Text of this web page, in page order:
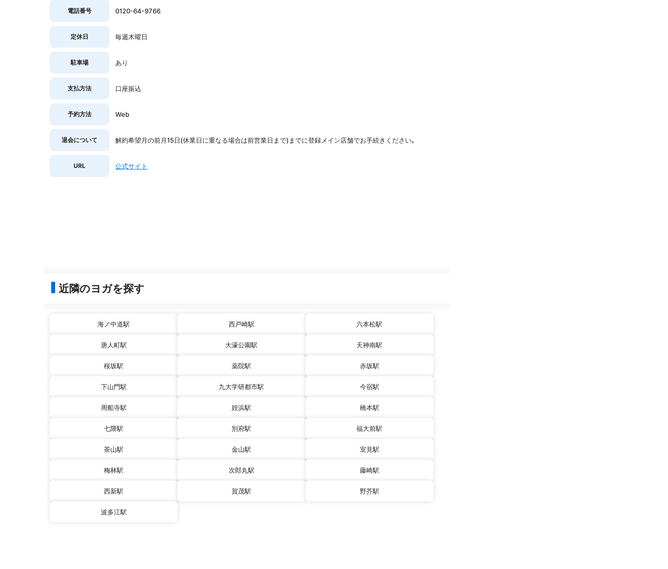
電話番号 0120-64-9766
定休日 毎週木曜日
駐車場 あり
支払方法 口座振込
予約方法 Web
退会について 解約希望月の前月15日(休業日に重なる場合は前営業日まで)までに登録メイン店舗でお手続きください｡
URL 公式サイト
近隣のヨガを探す
海ノ中道駅 西戸崎駅 六本松駅
唐人町駅 大濠公園駅 天神南駅
桜坂駅 薬院駅 赤坂駅
下山門駅 九大学研都市駅 今宿駅
周船寺駅 姪浜駅 橋本駅
七隈駅 別府駅 福大前駅
茶山駅 金山駅 室見駅
梅林駅 次郎丸駅 藤崎駅
西新駅 賀茂駅 野芥駅
波多江駅